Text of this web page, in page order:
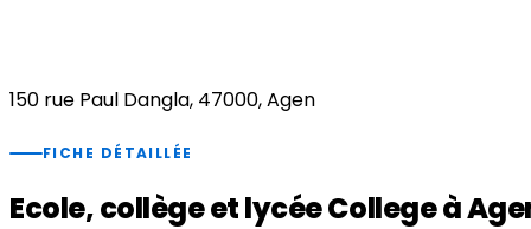
150 rue Paul Dangla, 47000, Agen
FICHE DÉTAILLÉE
Ecole, collège et lycée College à